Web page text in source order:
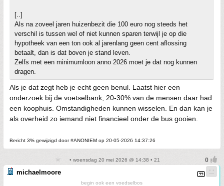
[..]
Als na zoveel jaren huizenbezit die 100 euro nog steeds het
verschil is tussen wel of niet kunnen sparen terwijl je op die
hypotheek van een ton ook al jarenlang geen cent aflossing
betaalt, dan is dat boven je stand leven.
Zelfs met een minimumloon anno 2026 moet je dat nog kunnen
dragen.
Als je dat zegt heb je echt geen benul. Laatst hier een
onderzoek bij de voetselbank, 20-30% van de mensen daar had
een koophuis. Omstandigheden kunnen wisselen. En dan kan je
als overheid zo iemand niet financieel onder de bus gooien.
Bericht 3% gewijzigd door #ANONIEM op 20-05-2026 14:37:26
• woensdag 20 mei 2026 @ 14:38 • 21
michaelmoore
begin ook een voedselbos